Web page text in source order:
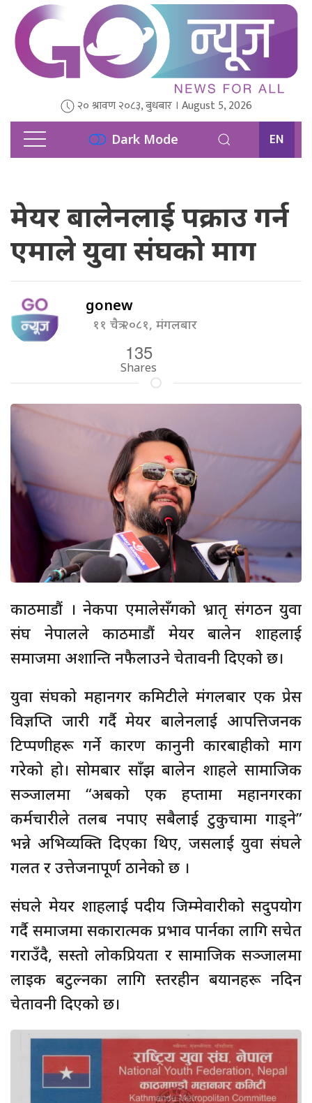
२० श्रावण २०८३, बुधबार । August 5, 2026
Dark Mode EN
मेयर बालेनलाई पक्राउ गर्न
एमाले युवा संघको माग
gonew
११ चैत्र २०८१, मंगलबार
135
Shares
काठमाडौं । नेकपा एमालेसँगको भ्रातृ संगठन युवा
संघ नेपालले काठमाडौं मेयर बालेन शाहलाई
समाजमा अशान्ति नफैलाउने चेतावनी दिएको छ।
युवा संघको महानगर कमिटीले मंगलबार एक प्रेस
विज्ञप्ति जारी गर्दै मेयर बालेनलाई आपत्तिजनक
टिप्पणीहरू गर्ने कारण कानुनी कारबाहीको माग
गरेको हो। सोमबार साँझ बालेन शाहले सामाजिक
सञ्जालमा “अबको एक हप्तामा महानगरका
कर्मचारीले तलब नपाए सबैलाई टुकुचामा गाड्ने”
भन्ने अभिव्यक्ति दिएका थिए, जसलाई युवा संघले
गलत र उत्तेजनापूर्ण ठानेको छ ।
संघले मेयर शाहलाई पदीय जिम्मेवारीको सदुपयोग
गर्दै समाजमा सकारात्मक प्रभाव पार्नका लागि सचेत
गराउँदै, सस्तो लोकप्रियता र सामाजिक सञ्जालमा
लाइक बटुल्नका लागि स्तरहीन बयानहरू नदिन
चेतावनी दिएको छ।